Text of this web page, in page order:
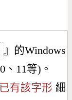
』的Windows
11等)。
有該字形 細